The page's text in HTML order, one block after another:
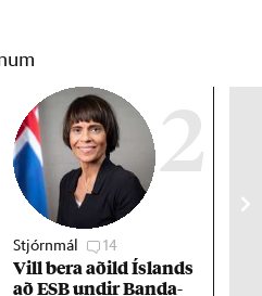
2
Stjórnmál 14
Vill bera að­ild Ís­lands
að ESB und­ir Banda­